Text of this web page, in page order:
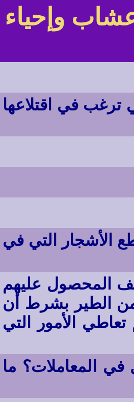
وإحياء
ترغب في اقتلاعها
الأشجار التي في
المحصول عليهم
من الطير بشرط أن
الأمور التي
المعاملات؟ ما